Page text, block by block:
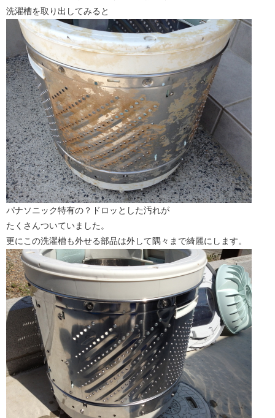
洗濯槽を取り出してみると
パナソニック特有の？ドロッとした汚れが
たくさんついていました。
更にこの洗濯槽も外せる部品は外して隅々まで綺麗にします。